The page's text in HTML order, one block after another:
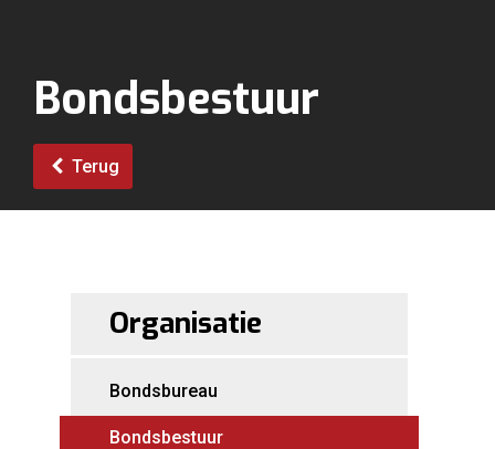
Bondsbestuur
Terug
Organisatie
Bondsbureau
Bondsbestuur